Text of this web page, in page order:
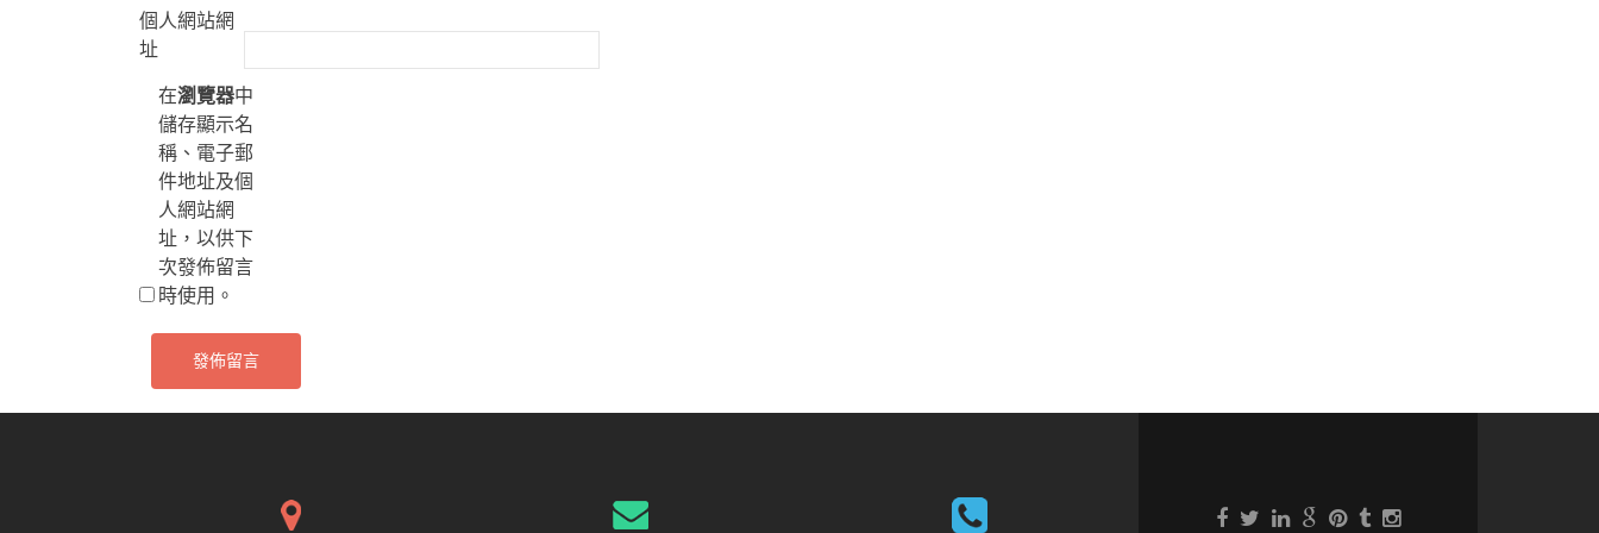
個人網站網
址
在瀏覽器中
儲存顯示名
稱、電子郵
件地址及個
人網站網
址，以供下
次發佈留言
時使用。